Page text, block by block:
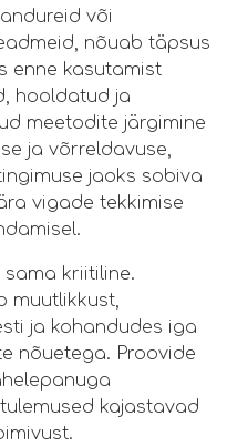
või
nõuab täpsus
enne kasutamist
hooldatud ja
meetodite järgimine
ja võrreldavuse,
jaoks sobiva
vigade tekkimise
kriitiline.
muutlikkust,
ja kohandudes iga
nõuetega. Proovide
kajastavad